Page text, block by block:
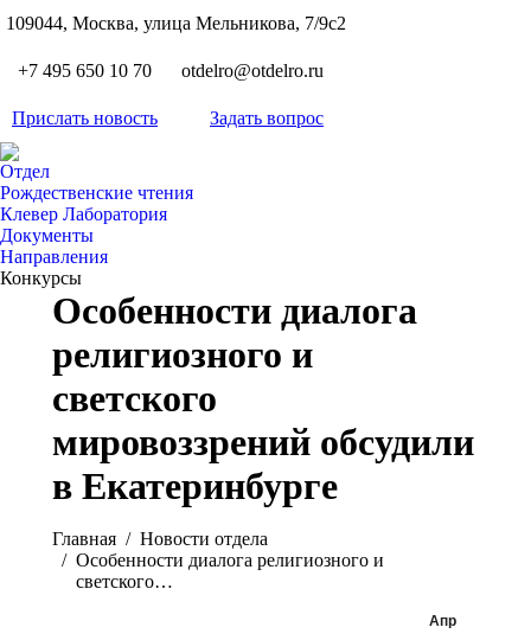
109044, Москва, улица Мельникова, 7/9с2
+7 495 650 10 70 otdelro@otdelro.ru
Прислать новость Задать вопрос
Отдел
Рождественские чтения
Клевер Лаборатория
Документы
Направления
Конкурсы
Особенности диалога
религиозного и
светского
мировоззрений обсудили
в Екатеринбурге
Главная
Новости отдела
Особенности диалога религиозного и
светского…
Апр